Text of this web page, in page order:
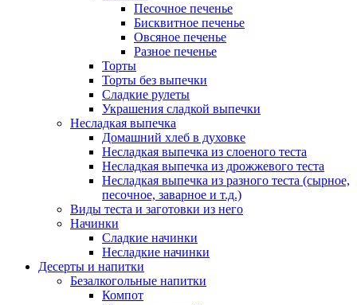
Песочное печенье
Бисквитное печенье
Овсяное печенье
Разное печенье
Торты
Торты без выпечки
Сладкие рулеты
Украшения сладкой выпечки
Несладкая выпечка
Домашний хлеб в духовке
Несладкая выпечка из слоеного теста
Несладкая выпечка из дрожжевого теста
Несладкая выпечка из разного теста (сырное,
песочное, заварное и т.д.)
Виды теста и заготовки из него
Начинки
Сладкие начинки
Несладкие начинки
Десерты и напитки
Безалкогольные напитки
Компот